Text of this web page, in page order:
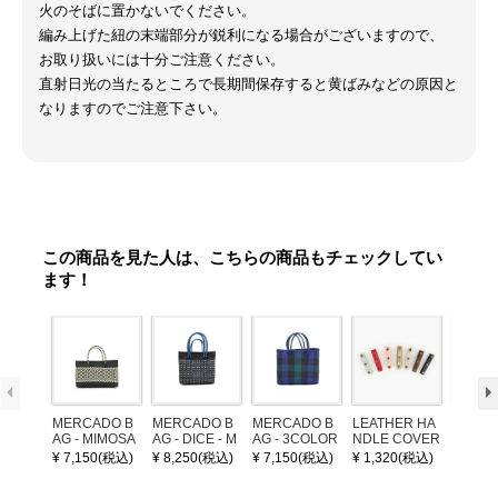
火のそばに置かないでください。
編み上げた紐の末端部分が鋭利になる場合がございますので、
お取り扱いには十分ご注意ください。
直射日光の当たるところで長期間保存すると黄ばみなどの原因と
なりますのでご注意下さい。
この商品を見た人は、こちらの商品もチェックしてい
ます！
MERCADO B
AG - MIMOSA
- Black / Crea
m (SHORT X
¥ 7,150(税込)
MERCADO B
AG - DICE - M
OSAIC - Black
/ Cream / Meta
¥ 8,250(税込)
MERCADO B
AG - 3COLOR
S CHECK - Bl
ack / Dark Gre
¥ 7,150(税込)
LEATHER HA
NDLE COVER
¥ 1,320(税込)